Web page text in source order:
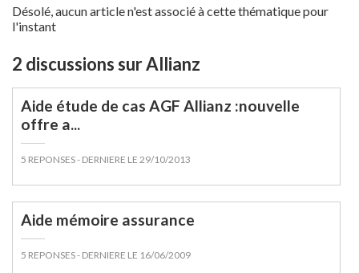
(dématérialisés), de communication (réseaux sociaux…) et de
services proposés.
Cette stratégie de conquête est tournée vers le client avec
l’optimisation de la qualité des services proposés. C’est donc
grâce à une innovation constante qu’Allianz se positionne
parmi les leaders du marché et cherche à se distinguer de ses
concurrents.
Stratégie de communication
Désolé, aucun article n'est associé à cette thématique pour
l'instant
2 discussions sur Allianz
Aide étude de cas AGF Allianz :nouvelle
offre a...
5 REPONSES- DERNIERE LE 29/10/2013
Aide mémoire assurance
5 REPONSES- DERNIERE LE 16/06/2009